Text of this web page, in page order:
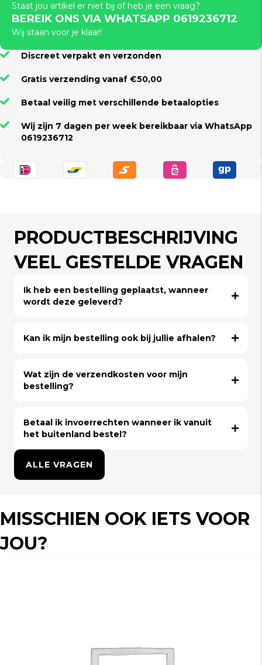
Staat jou artikel er niet bij of heb je een vraag?
BEREIK ONS VIA WHATSAPP 0619236712
Wij staan voor je klaar!
Discreet verpakt en verzonden
Gratis verzending vanaf €50,00
Betaal veilig met verschillende betaalopties
Wij zijn 7 dagen per week bereikbaar via WhatsApp
0619236712
PRODUCTBESCHRIJVING
VEEL GESTELDE VRAGEN
Ik heb een bestelling geplaatst, wanneer
wordt deze geleverd?
Kan ik mijn bestelling ook bij jullie afhalen?
Wat zijn de verzendkosten voor mijn
bestelling?
Betaal ik invoerrechten wanneer ik vanuit
het buitenland bestel?
ALLE VRAGEN
MISSCHIEN OOK IETS VOOR
JOU?